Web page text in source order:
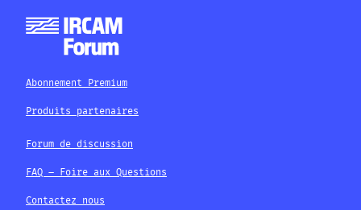
Abonnement Premium
Produits partenaires
Forum de discussion
FAQ – Foire aux Questions
Contactez nous